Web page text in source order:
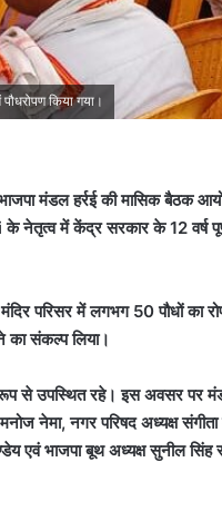
पौधरोपण किया गया।
मंडल हर्रई की मासिक बैठक
नेतृत्व में केंद्र सरकार के 12 वर्ष
परिसर में लगभग 50 पौधों का
का संकल्प लिया।
से उपस्थित रहे। इस अवसर पर
नेमा, नगर परिषद अध्यक्ष
एवं भाजपा बूथ अध्यक्ष सुनील